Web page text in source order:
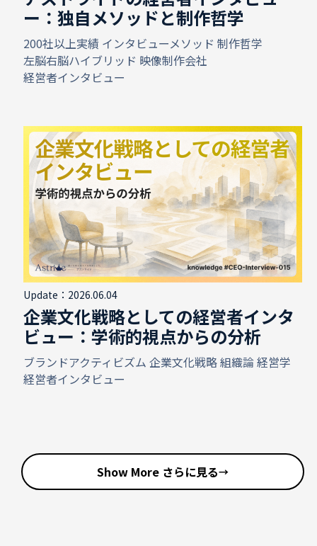
ー：独自メソッドと制作哲学
200社以上実績 インタビューメソッド 制作哲学
左脳右脳ハイブリッド 映像制作会社
経営者インタビュー
Update：2026.06.04
企業文化戦略としての経営者インタ
ビュー：学術的視点からの分析
ブランドアクティビズム 企業文化戦略組織論 経営学
経営者インタビュー
Show More さらに見る